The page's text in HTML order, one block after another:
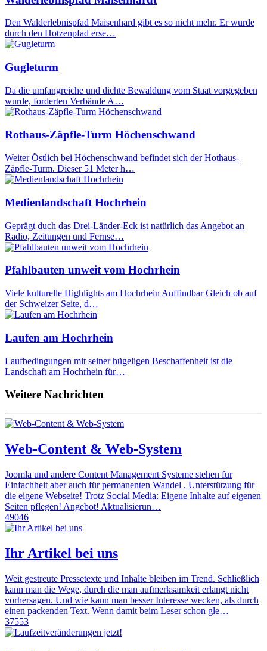
Den Walderlebnispfad Maisenhard gibt es so nicht mehr. Er wurde
durch den Hotzenpfad erse…
Gugleturm
Da die umfangreiche und dichte Bewaldung vom Staat vorgegeben
wurde, forderten Verbände A…
Rothaus-Zäpfle-Turm Höchenschwand
Weiter Östlich bei Höchenschwand befindet sich der Hothaus-
Zäpfle-Turm. Dieser 51 Meter h…
Medienlandschaft Hochrhein
Geprägt duch das Drei-Länder-Eck ist natürlich das Angebot an
Radio, Zeitungen und Fernse…
Pfahlbauten unweit vom Hochrhein
Viele kulturelle Highlights am Hochrhein Auffindbar Gleich ob auf
der Schweizer Seite, d…
Laufen am Hochrhein
Laufbedingungen mit seiner hügeligen Beschaffenheit ist die
Landschaft am Hochrhein für…
Weitere Nachrichten
Web-Content & Web-System
Joomla und andere Content Management Systeme stehen für
Einfachheit aber auch für permanenten Wandel . Unterstützung für
die eigene Webseite! Trotz Social Media: Eigene Inhalte auf eigenen
Seiten pflegen! Angebot! Aktualisierun…
49046
Ihr Artikel bei uns
Weit gestreute Pressetexte und Inhalte bleiben im Trend. Schließlich
kann man die Wege, durch die man aufmerksamkeit erlangt nicht
vorhersagen. Und wie kann man besser Interesse wecken, als durch
einen packenden Text. Wenn damit beim Leser schon gle…
37553